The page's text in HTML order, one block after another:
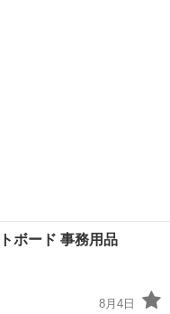
ボード 事務用品
8月4日